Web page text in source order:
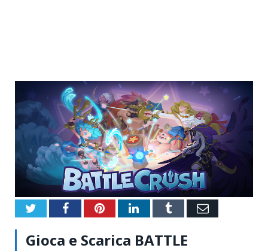
TwitterFacebookPinterestLinkedInTumblrEmail
Gioca e Scarica BATTLE